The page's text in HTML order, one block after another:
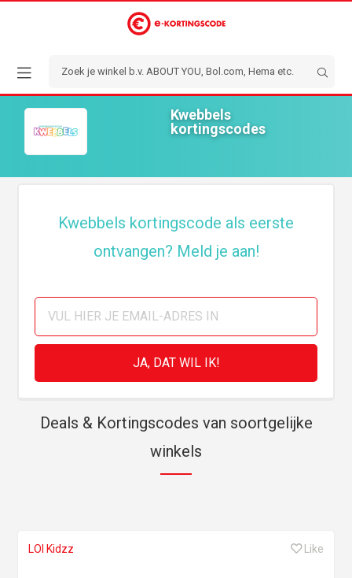
Kwebbels
kortingscodes
Kwebbels kortingscode als eerste
ontvangen? Meld je aan!
Deals & Kortingscodes van soortgelijke
winkels
LOI Kidzz Like